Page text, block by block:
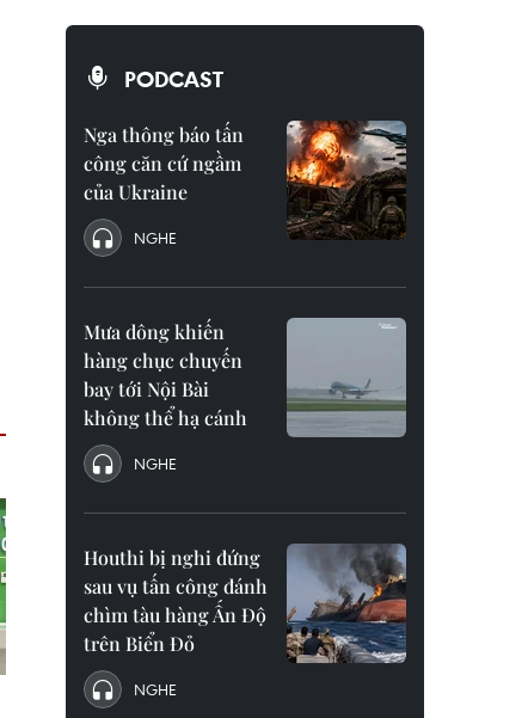
PODCAST
Nga thông báo tấn
công căn cứ ngầm
của Ukraine
NGHE
Mưa dông khiến
hàng chục chuyến
bay tới Nội Bài
không thể hạ cánh
NGHE
Houthi bị nghi đứng
sau vụ tấn công đánh
chìm tàu hàng Ấn Độ
trên Biển Đỏ
NGHE